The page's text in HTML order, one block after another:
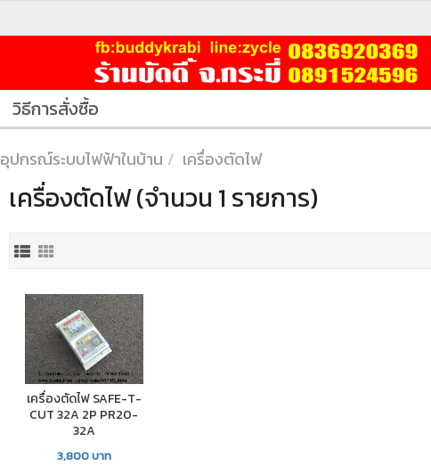
วิธีการสั่งซื้อ
อุปกรณ์ระบบไฟฟ้าในบ้าน เครื่องตัดไฟ
เครื่องตัดไฟ (จำนวน 1 รายการ)
เครื่องตัดไฟ SAFE-T-
CUT 32A 2P PR20-
32A
3,800บาท